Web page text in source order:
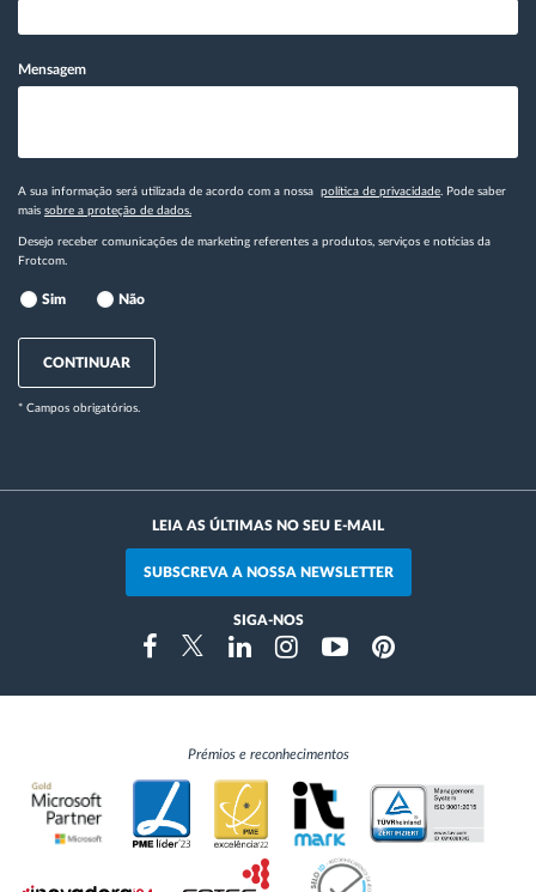
Mensagem
A sua informação será utilizada de acordo com a nossa política de privacidade. Pode saber
mais sobre a proteção de dados.
Desejo receber comunicações de marketing referentes a produtos, serviços e notícias da
Frotcom.
Sim Não
CONTINUAR
* Campos obrigatórios.
LEIA AS ÚLTIMAS NO SEU E-MAIL
SUBSCREVA A NOSSA NEWSLETTER
SIGA-NOS
FacebookTwitterLinkedinInstragramYoutubePinterest
Prémios e reconhecimentos